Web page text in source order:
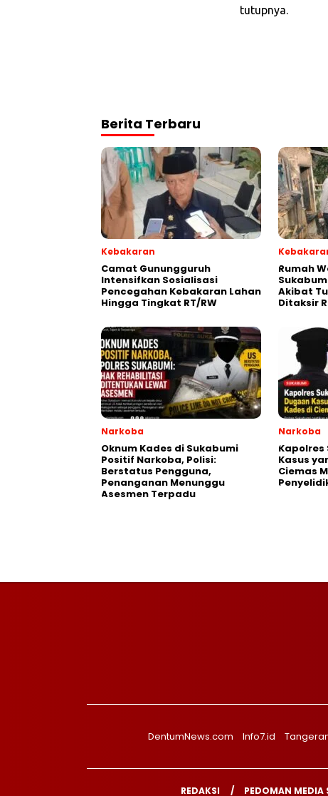
tutupnya.
Berita Terbaru
Kebakaran
‎‎Camat Gunungguruh
Intensifkan Sosialisasi
Pencegahan Kebakaran Lahan
Hingga Tingkat RT/RW‎
‎Rumah
Akibat
Ditaksir
Narkoba
Oknum Kades di Sukabumi
Positif Narkoba, Polisi:
Berstatus Pengguna,
Penanganan Menunggu
Asesmen Terpadu
Narkoba
Kapolres
Kasus
Ciemas
DentumNews.com
Info7.id
REDAKSI PEDOMAN MEDIA